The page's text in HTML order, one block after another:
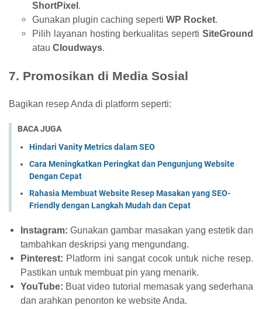
ShortPixel .
Gunakan plugin caching seperti WP Rocket.
Pilih layanan hosting berkualitas seperti SiteGround
atau Cloudways.
7. Promosikan di Media Sosial
Bagikan resep Anda di platform seperti:
BACA JUGA
Hindari Vanity Metrics dalam SEO
Cara Meningkatkan Peringkat dan Pengunjung Website
Dengan Cepat
Rahasia Membuat Website Resep Masakan yang SEO-
Friendly dengan Langkah Mudah dan Cepat
Instagram: Gunakan gambar masakan yang estetik dan
tambahkan deskripsi yang mengundang.
Pinterest: Platform ini sangat cocok untuk niche resep.
Pastikan untuk membuat pin yang menarik.
YouTube: Buat video tutorial memasak yang sederhana
dan arahkan penonton ke website Anda.